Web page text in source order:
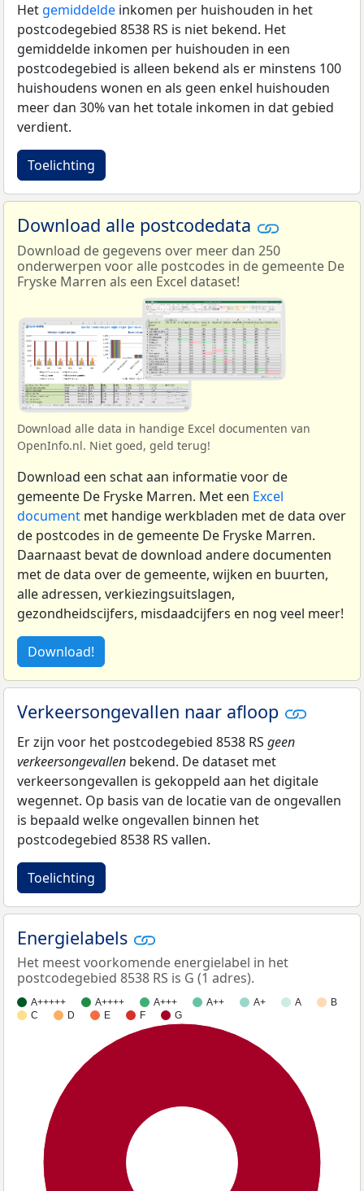
Het gemiddelde inkomen per huishouden in het
postcodegebied 8538 RS is niet bekend. Het
gemiddelde inkomen per huishouden in een
postcodegebied is alleen bekend als er minstens 100
huishoudens wonen en als geen enkel huishouden
meer dan 30% van het totale inkomen in dat gebied
verdient.
Toelichting
Download alle postcodedata
Download de gegevens over meer dan 250
onderwerpen voor alle postcodes in de gemeente De
Fryske Marren als een Excel dataset!
Download alle data in handige Excel documenten van
OpenInfo.nl. Niet goed, geld terug!
Download een schat aan informatie voor de
gemeente De Fryske Marren. Met een Excel
document met handige werkbladen met de data over
de postcodes in de gemeente De Fryske Marren.
Daarnaast bevat de download andere documenten
met de data over de gemeente, wijken en buurten,
alle adressen, verkiezingsuitslagen,
gezondheidscijfers, misdaadcijfers en nog veel meer!
Download!
Verkeersongevallen naar afloop
Er zijn voor het postcodegebied 8538 RS geen
verkeersongevallen bekend. De dataset met
verkeersongevallen is gekoppeld aan het digitale
wegennet. Op basis van de locatie van de ongevallen
is bepaald welke ongevallen binnen het
postcodegebied 8538 RS vallen.
Toelichting
Energielabels
Het meest voorkomende energielabel in het
postcodegebied 8538 RS is G (1 adres).
A+++++ A++++ A+++ A++ A+ A
B
C
D E F G